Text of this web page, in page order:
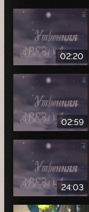
02:20
02:59
24:03